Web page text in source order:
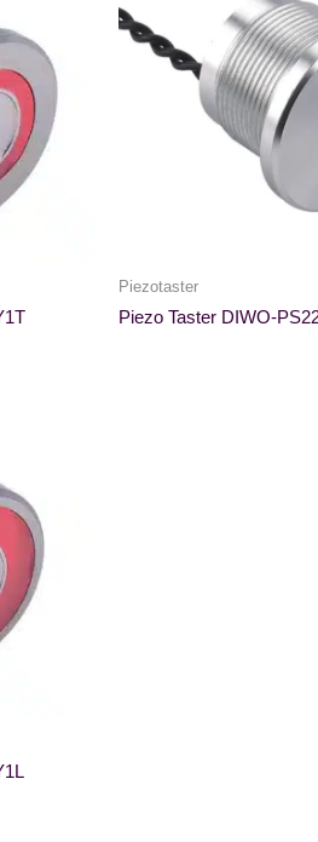
Piezotaster
Piezo Taster DIWO-